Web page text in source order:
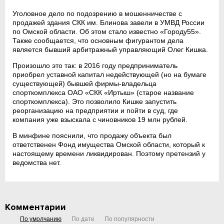
Уголовное дело по подозрению в мошенничестве с
продажей здания СКК им. Блинова завели в УМВД России
по Омской области. Об этом стало известно «Городу55».
Также сообщается, что основным фигурантом дела
является бывший арбитражный управляющий Олег Кишка.
Произошло это так: в 2016 году предприниматель
приобрел уставной капитал недействующей (но на бумаге
существующей) бывшей фирмы-владельца
спорткомплекса ОАО «СКК «Иртыш» (старое название
спорткомплекса). Это позволило Кишке запустить
реорганизацию на предприятии и пойти в суд, где
компания уже взыскала с чиновников 19 млн рублей.
В минфине пояснили, что продажу объекта был
ответственен Фонд имущества Омской области, который к
настоящему времени ликвидирован. Поэтому претензий у
ведомства нет.
Комментарии
По умолчанию По дате По популярности